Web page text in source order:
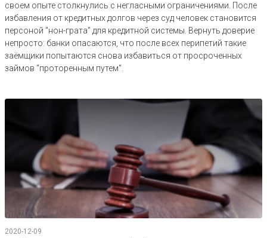
своем опыте столкнулись с негласными ограничениями. После
избавления от кредитных долгов через суд человек становится
персоной "нон-грата" для кредитной системы. Вернуть доверие
непросто: банки опасаются, что после всех перипетий такие
заёмщики попытаются снова избавиться от просроченных
займов "проторенным путем".
2020-12-09